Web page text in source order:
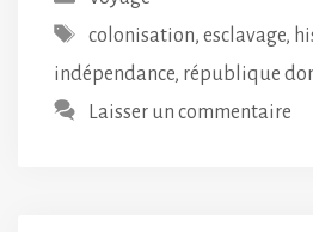
Étiquettes
colonisation, esclavage,
indépendance, république
Laisser un commentaire